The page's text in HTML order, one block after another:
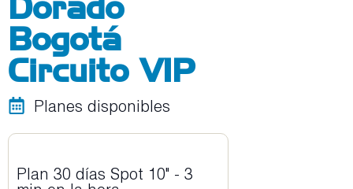
Bogotá
Circuito VIP
Planes disponibles
Plan 30 días Spot 10" - 3